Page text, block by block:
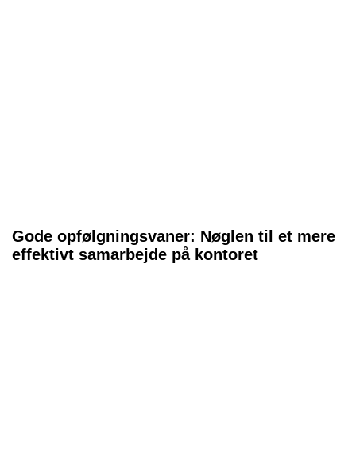
Gode opfølgningsvaner: Nøglen til et mere
effektivt samarbejde på kontoret